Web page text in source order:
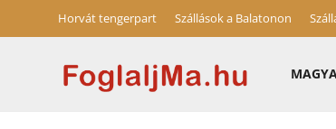
Horvát tengerpart Szállások a Balatonon